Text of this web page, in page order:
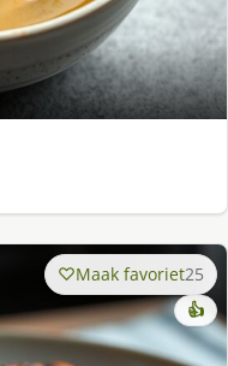
Maak favoriet25
👍